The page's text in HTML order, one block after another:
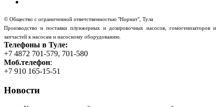
© Общество с ограниченной ответственностью "Норнат", Тула
Производство и поставки плунжерных и дозировочных насосов, гомогенизаторов и
запчастей к насосам и насосному оборудованию.
Телефоны в Туле:
+7 4872 701-579, 701-580
Моб.телефон:
+7 910 165-15-51
Новости